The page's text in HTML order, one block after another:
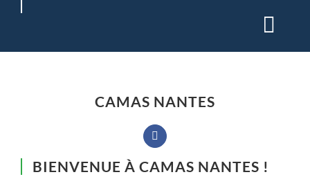
CAMAS NANTES
BIENVENUE À CAMAS NANTES !